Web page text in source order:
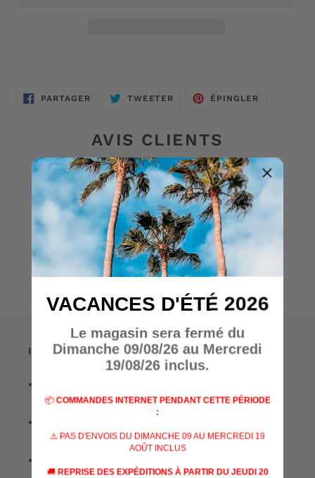
PARTAGERPARTAGER
SUR
TWEETER TWEETERÉPINGLER
AVIS CLIENTS
Soyez le premier à écrire un avis
Écrire un avis
Informations
• A propos de nous
• Nos marques
• Nos spécialisations
VACANCES D'ÉTÉ 2026
Le magasin sera fermé du
Dimanche 09/08/26 au Mercredi
19/08/26 inclus.
📦 COMMANDES INTERNET PENDANT CETTE PÉRIODE
:
⚠️ PAS D'ENVOIS DU DIMANCHE 09 AU MERCREDI 19
AOÛT INCLUS
🚚 REPRISE DES EXPÉDITIONS À PARTIR DU JEUDI 20